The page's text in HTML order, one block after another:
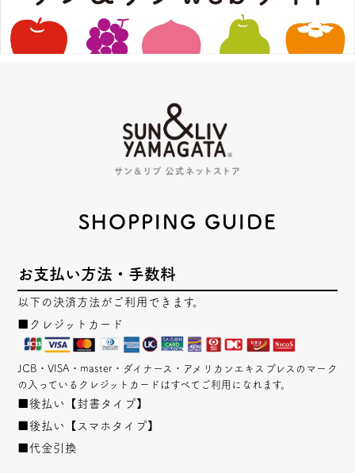
SHOPPING GUIDE
お支払い方法・手数料
以下の決済方法がご利用できます。
■クレジットカード
JCB・VISA・master・ダイナース・アメリカンエキスプレスのマーク
の入っているクレジットカードはすべてご利用になれます。
■後払い【封書タイプ】
■後払い【スマホタイプ】
■代金引換